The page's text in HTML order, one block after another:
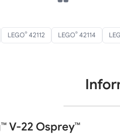
LEGO® 42112 LEGO® 42114
V-22 Osprey™